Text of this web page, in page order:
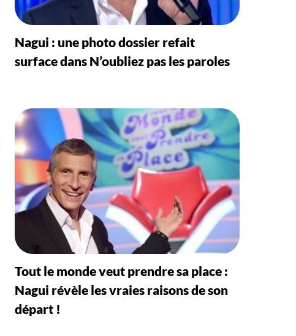
Nagui : une photo dossier refait
surface dans N’oubliez pas les paroles
Tout le monde veut prendre sa place :
Nagui révèle les vraies raisons de son
départ !